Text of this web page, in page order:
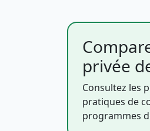
privée
Consultez les
pratiques de
programmes